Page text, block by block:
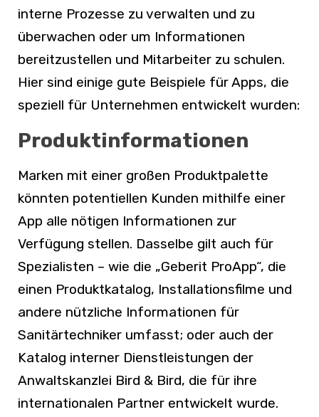
interne Prozesse zu verwalten und zu
überwachen oder um Informationen
bereitzustellen und Mitarbeiter zu schulen.
Hier sind einige gute Beispiele für Apps, die
speziell für Unternehmen entwickelt wurden:
Produktinformationen
Marken mit einer großen Produktpalette
könnten potentiellen Kunden mithilfe einer
App alle nötigen Informationen zur
Verfügung stellen. Dasselbe gilt auch für
Spezialisten – wie die „Geberit ProApp“, die
einen Produktkatalog, Installationsfilme und
andere nützliche Informationen für
Sanitärtechniker umfasst; oder auch der
Katalog interner Dienstleistungen der
Anwaltskanzlei Bird & Bird, die für ihre
internationalen Partner entwickelt wurde.